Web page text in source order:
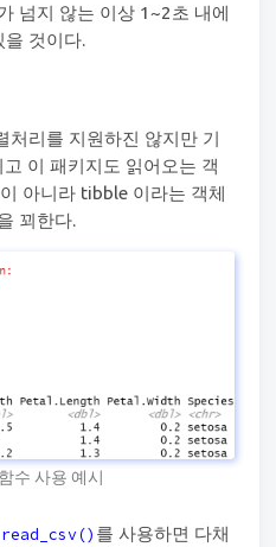
넘지 않는 이상 1~2초 내에
을 것이다.
처리를 지원하진 않지만 기
이 패키지도 읽어오는 객
아니라 tibble 이라는 객체
꾀한다.
수 사용 예시
read_csv() 를 사용하면 다채